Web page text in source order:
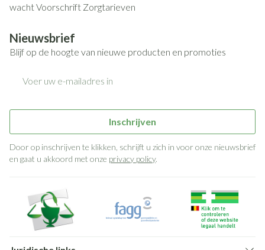
wachtVoorschrift Zorgtarieven
Nieuwsbrief
Blijf op de hoogte van nieuwe producten en promoties
Inschrijven
Door op inschrijven te klikken, schrijft u zich in voor onze nieuwsbrief
en gaat u akkoord met onze privacy policy.